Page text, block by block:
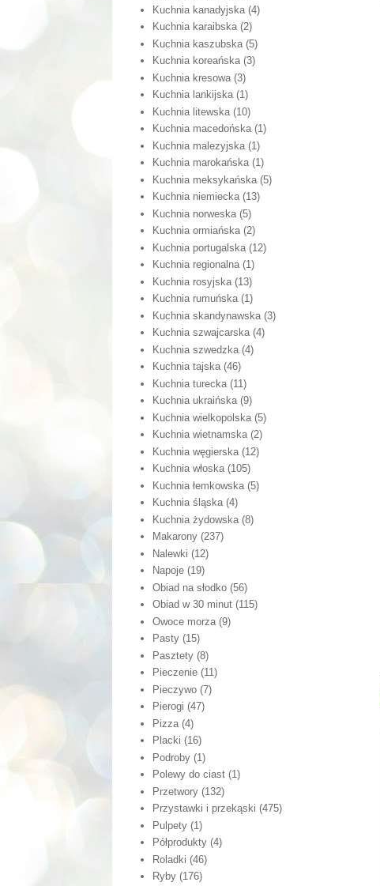
Kuchnia kanadyjska (4)
Kuchnia karaibska (2)
Kuchnia kaszubska (5)
Kuchnia koreańska (3)
Kuchnia kresowa (3)
Kuchnia lankijska (1)
Kuchnia litewska (10)
Kuchnia macedońska (1)
Kuchnia malezyjska (1)
Kuchnia marokańska (1)
Kuchnia meksykańska (5)
Kuchnia niemiecka (13)
Kuchnia norweska (5)
Kuchnia ormiańska (2)
Kuchnia portugalska (12)
Kuchnia regionalna (1)
Kuchnia rosyjska (13)
Kuchnia rumuńska (1)
Kuchnia skandynawska (3)
Kuchnia szwajcarska (4)
Kuchnia szwedzka (4)
Kuchnia tajska (46)
Kuchnia turecka (11)
Kuchnia ukraińska (9)
Kuchnia wielkopolska (5)
Kuchnia wietnamska (2)
Kuchnia węgierska (12)
Kuchnia włoska (105)
Kuchnia łemkowska (5)
Kuchnia śląska (4)
Kuchnia żydowska (8)
Makarony (237)
Nalewki (12)
Napoje (19)
Obiad na słodko (56)
Obiad w 30 minut (115)
Owoce morza (9)
Pasty (15)
Pasztety (8)
Pieczenie (11)
Pieczywo (7)
Pierogi (47)
Pizza (4)
Placki (16)
Podroby (1)
Polewy do ciast (1)
Przetwory (132)
Przystawki i przekąski (475)
Pulpety (1)
Półprodukty (4)
Roladki (46)
Ryby (176)